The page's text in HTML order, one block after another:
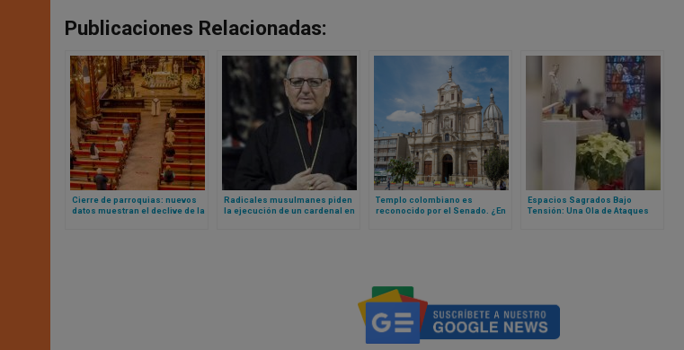
Publicaciones Relacionadas:
Cierre de parroquias: nuevos
datos muestran el declive de la
Radicales musulmanes piden
la ejecución de un cardenal en
Templo colombiano es
reconocido por el Senado. ¿En
Espacios Sagrados Bajo
Tensión: Una Ola de Ataques